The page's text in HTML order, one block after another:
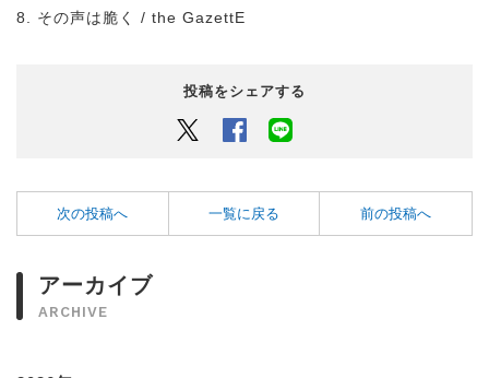
8. その声は脆く / the GazettE
投稿をシェアする
Twitter Facebook
次の投稿へ 一覧に戻る 前の投稿へ
アーカイブ
ARCHIVE